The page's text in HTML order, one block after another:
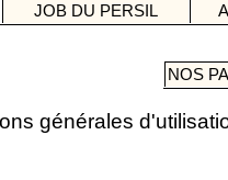
JOB DU PERSIL
NOS
générales